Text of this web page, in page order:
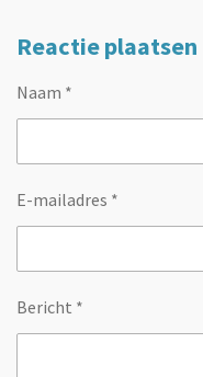
Reactie plaatsen
Naam *
E-mailadres *
Bericht *